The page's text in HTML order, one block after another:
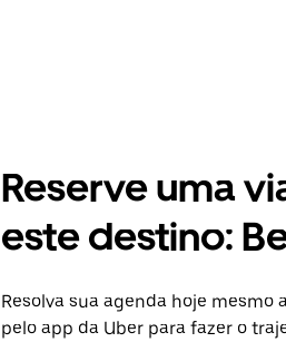
Reserve uma
este destino:
Resolva sua agenda hoje mesmo
pelo app da Uber para fazer o